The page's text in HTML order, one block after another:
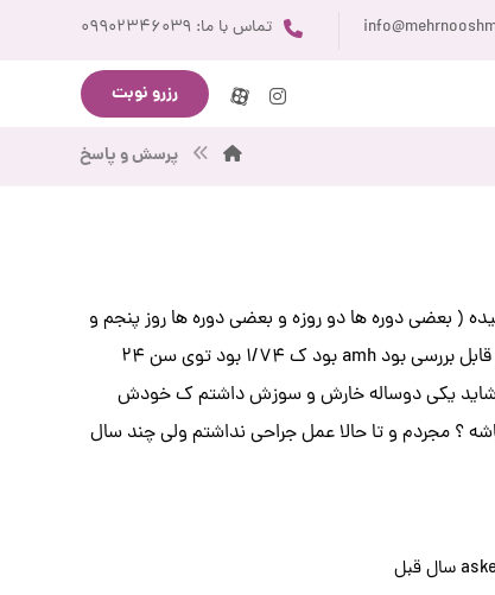
تماس با ما: ۰۹۹۰۲۳۴۶۰۳۹
رزرو نوبت
پرسش و پاسخ
از ۶ _۷ روز بطور میانگین ب سه روز رسیده ( بعضی دوره ها دو روزه و بعضی دوره ها روز پنجم و
هم یه لکه بینی دارم ) دوبار سونو شکمی دادم و مشکلی نداشتم و توی ازمایش هورمونیم تنها چیزی ک یکم قابل بررسی بود amh بود ک ۱/۷۴ بود توی سن ۲۴
دوره ای شاید یکی دوساله خارش و سوزش داشتم ک خودش
؟ مجردم و تا حالا عمل جراحی نداشتم ولی چند سال